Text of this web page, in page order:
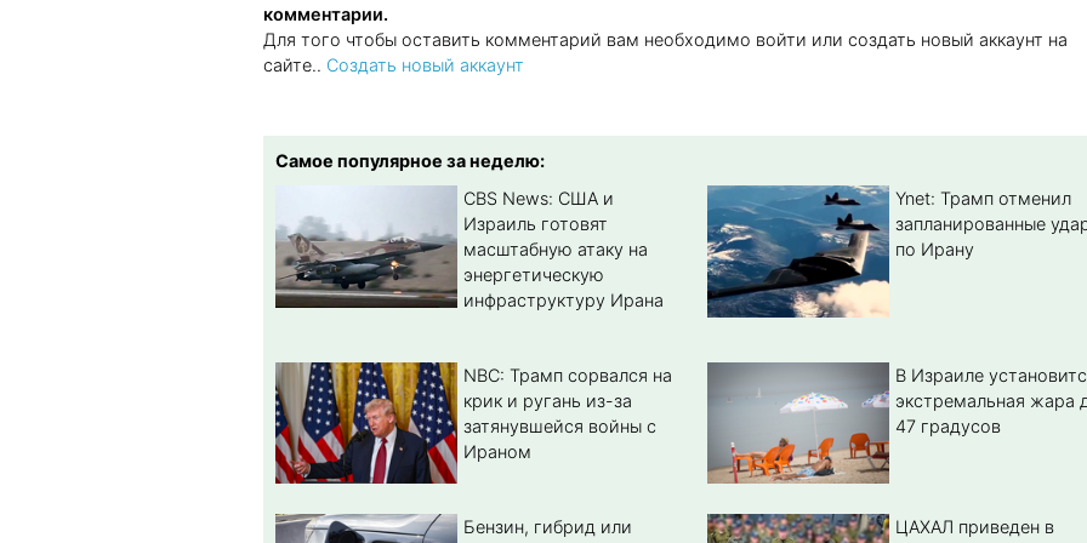
комментарии.
Для того чтобы оставить комментарий вам необходимо войти или создать новый аккаунт на
сайте.. Создать новый аккаунт
Самое популярное за неделю:
CBS News: США и
Израиль готовят
масштабную атаку на
энергетическую
инфраструктуру Ирана
Ynet: Трамп отменил
запланированные
по Ирану
NBC: Трамп сорвался на
крик и ругань из-за
затянувшейся войны с
Ираном
В Израиле
экстремальная жара
47 градусов
Бензин, гибрид или
ЦАХАЛ приведен в